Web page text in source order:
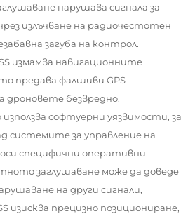
нарушава сигнала за
излъчване на радиочестотен
загуба на контрол.
измамва навигационните
предава фалшиви GPS
дроновете безвредно.
софтуерни уязвимости, за
системите за управление на
специфични оперативни
заглушаване може да доведе
на други сигнали,
изисква прецизно позициониране,